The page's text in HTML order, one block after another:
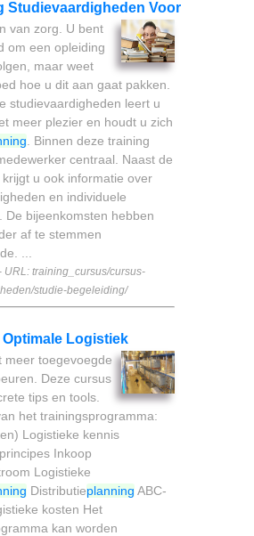
Studievaardigheden Voor
van zorg. U bent
om een opleiding
maar weet
hoe u dit aan gaat pakken.
studievaardigheden leert u
meer plezier en houdt u zich
. Binnen deze training
centraal. Naast de
u ook informatie over
en individuele
De bijeenkomsten hebben
af te stemmen
...
URL: training_cursus/cursus-
studie-begeleiding/
Logistiek
meer toegevoegde
Deze cursus
tips en tools.
het trainingsprogramma:
Logistieke kennis
Inkoop
Logistieke
Distributieplanning ABC-
kosten Het
kan worden